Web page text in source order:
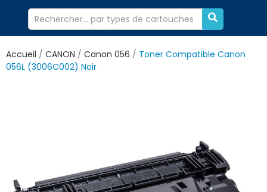
Accueil CANON Canon 056
Toner Compatible Canon
056L (3006C002) Noir